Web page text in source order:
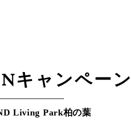
キャンペー
Living Park柏の葉